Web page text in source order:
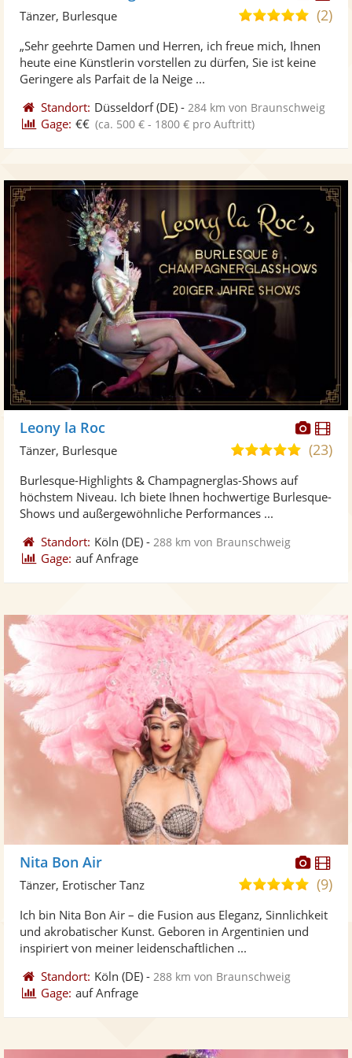
Fotos
5,0
5
(2)
Tänzer, Burlesque
„Sehr geehrte Damen und Herren, ich freue mich, Ihnen
heute eine Künstlerin vorstellen zu dürfen, Sie ist keine
Geringere als Parfait de la Neige ...
Standort: Düsseldorf(DE) - 284 km von Braunschweig
Gage: €€ (ca. 500 € - 1800 € pro Auftritt)
Leony la Roc
5,0
Sternen
(23)
Tänzer, Burlesque
Burlesque-Highlights & Champagnerglas-Shows auf
höchstem Niveau. Ich biete Ihnen hochwertige Burlesque-
Shows und außergewöhnliche Performances ...
Standort: Köln (DE) - 288 km von Braunschweig
Gage: auf Anfrage
Fotos
Nita Bon Air
4,8
5
(9)
Tänzer, Erotischer Tanz
Ich bin Nita Bon Air – die Fusion aus Eleganz, Sinnlichkeit
und akrobatischer Kunst. Geboren in Argentinien und
inspiriert von meiner leidenschaftlichen ...
Standort: Köln (DE) - 288 km von Braunschweig
Gage: auf Anfrage